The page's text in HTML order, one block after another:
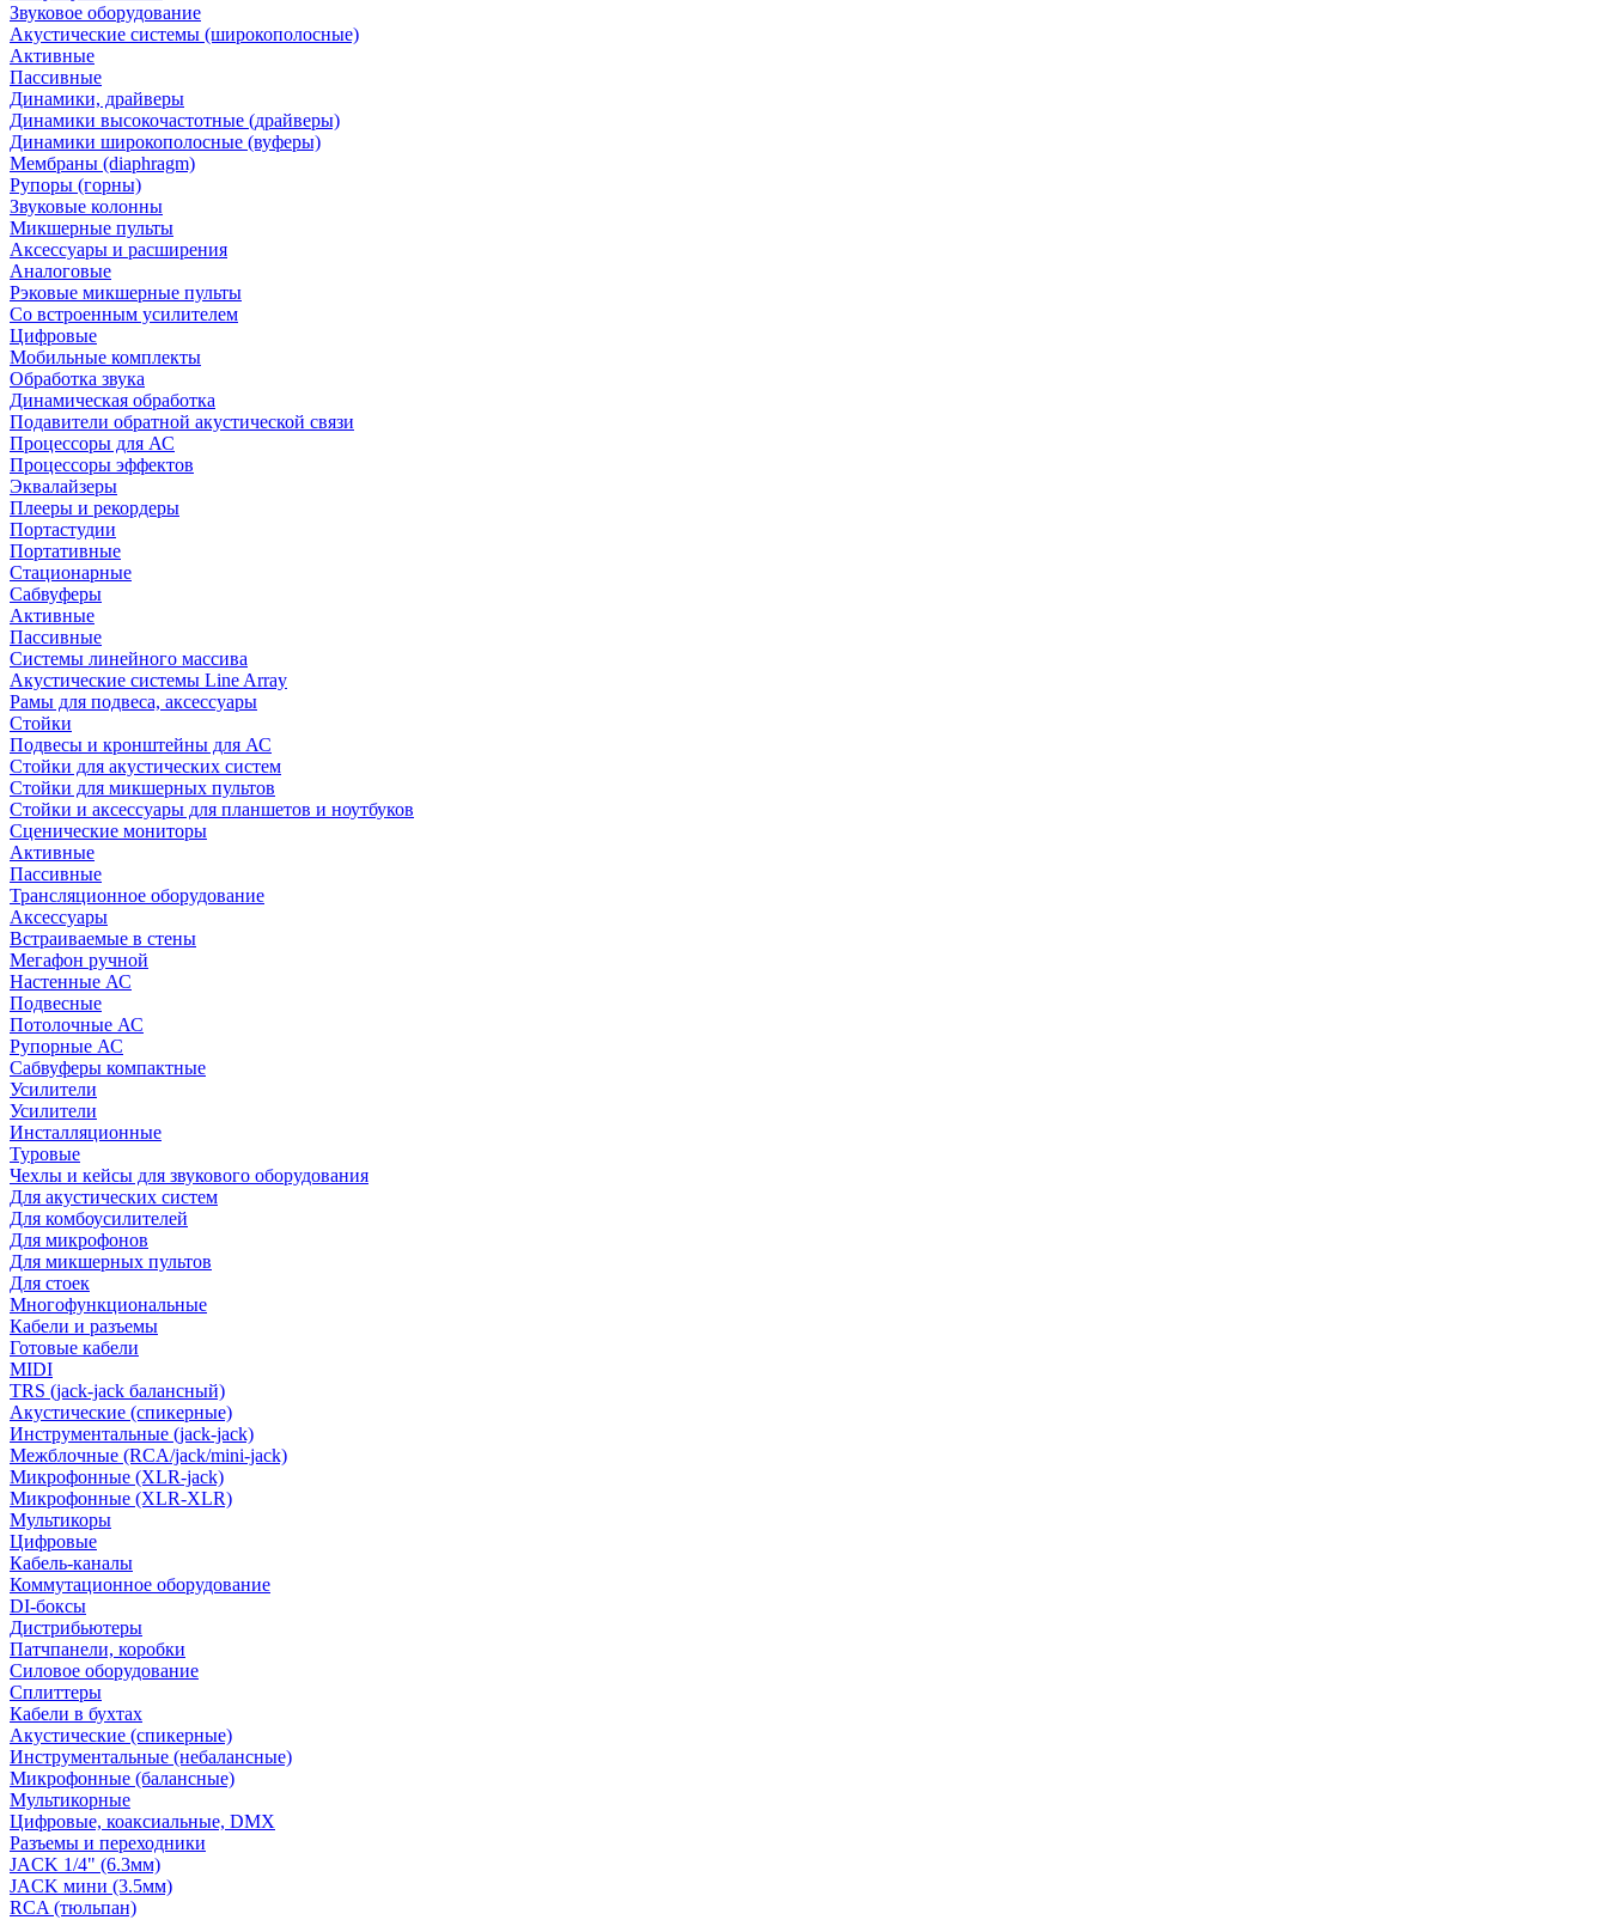
Звуковое оборудование
Акустические системы (широкополосные)
Активные
Пассивные
Динамики, драйверы
Динамики высокочастотные (драйверы)
Динамики широкополосные (вуферы)
Мембраны (diaphragm)
Рупоры (горны)
Звуковые колонны
Микшерные пульты
Аксессуары и расширения
Аналоговые
Рэковые микшерные пульты
Со встроенным усилителем
Цифровые
Мобильные комплекты
Обработка звука
Динамическая обработка
Подавители обратной акустической связи
Процессоры для АС
Процессоры эффектов
Эквалайзеры
Плееры и рекордеры
Портастудии
Портативные
Стационарные
Сабвуферы
Активные
Пассивные
Системы линейного массива
Акустические системы Line Array
Рамы для подвеса, аксессуары
Стойки
Подвесы и кронштейны для АС
Стойки для акустических систем
Стойки для микшерных пультов
Стойки и аксессуары для планшетов и ноутбуков
Сценические мониторы
Активные
Пассивные
Трансляционное оборудование
Аксессуары
Встраиваемые в стены
Мегафон ручной
Настенные АС
Подвесные
Потолочные АС
Рупорные АС
Сабвуферы компактные
Усилители
Усилители
Инсталляционные
Туровые
Чехлы и кейсы для звукового оборудования
Для акустических систем
Для комбоусилителей
Для микрофонов
Для микшерных пультов
Для стоек
Многофункциональные
Кабели и разъемы
Готовые кабели
MIDI
TRS (jack-jack балансный)
Акустические (спикерные)
Инструментальные (jack-jack)
Межблочные (RCA/jack/mini-jack)
Микрофонные (XLR-jack)
Микрофонные (XLR-XLR)
Мультикоры
Цифровые
Кабель-каналы
Коммутационное оборудование
DI-боксы
Дистрибьютеры
Патчпанели, коробки
Силовое оборудование
Сплиттеры
Кабели в бухтах
Акустические (спикерные)
Инструментальные (небалансные)
Микрофонные (балансные)
Мультикорные
Цифровые, коаксиальные, DMX
Разъемы и переходники
JACK 1/4" (6.3мм)
JACK мини (3.5мм)
RCA (тюльпан)